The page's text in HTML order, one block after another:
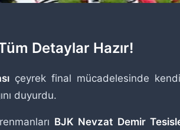
Detaylar Hazır!
çeyrek final mücadelesinde kendi
duyurdu.
BJK Nevzat Demir